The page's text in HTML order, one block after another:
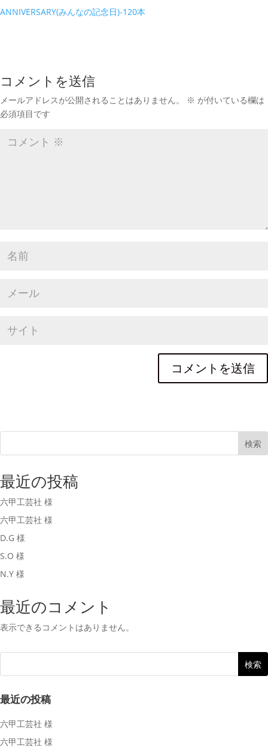
ANNIVERSARY(みんなの記念日)-120本
コメントを送信
メールアドレスが公開されることはありません。 ※ が付いている欄は
必須項目です
検索
最近の投稿
六甲工芸社 様
六甲工芸社 様
D.G 様
S.O 様
N.Y 様
最近のコメント
表示できるコメントはありません。
最近の投稿
六甲工芸社 様
六甲工芸社 様